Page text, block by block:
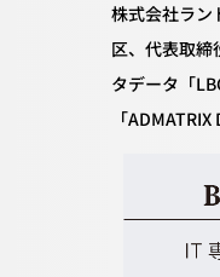
株式会社ラン
区、代表取締
タデータ「
「